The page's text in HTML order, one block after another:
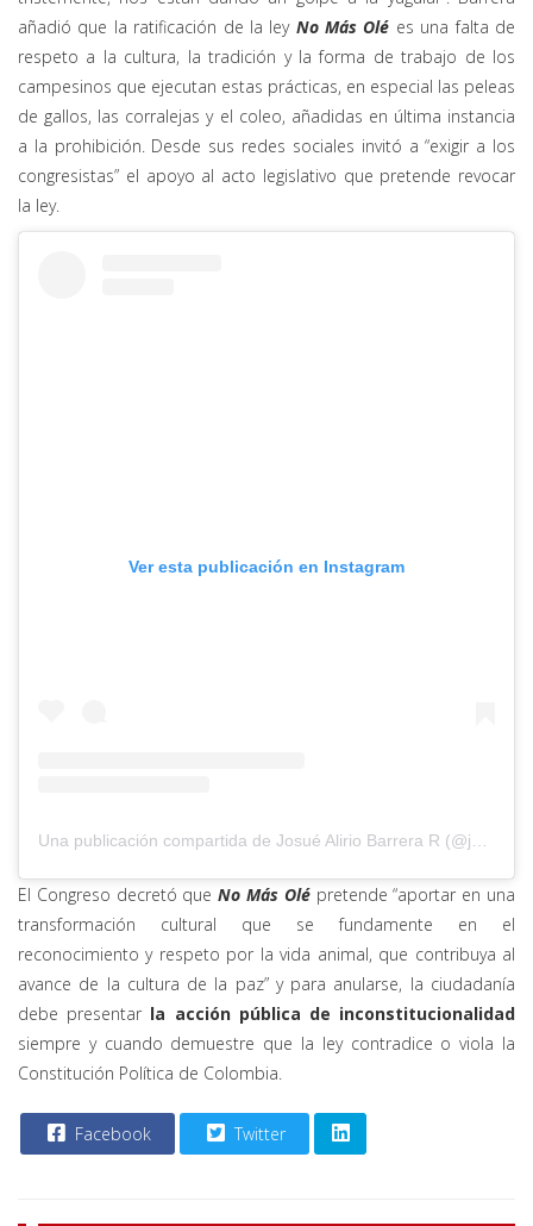
añadió que la ratificación de la ley No Más Olé es una falta de
respeto a la cultura, la tradición y la forma de trabajo de los
campesinos que ejecutan estas prácticas, en especial las peleas
de gallos, las corralejas y el coleo, añadidas en última instancia
a la prohibición. Desde sus redes sociales invitó a “exigir a los
congresistas” el apoyo al acto legislativo que pretende revocar
la ley.
Ver esta publicación en Instagram
Una publicación compartida de Josué Alirio Barrera R (@josuealiriobarrera)
El Congreso decretó queNo Más Olépretende “aportar en una
transformación cultural que se fundamente en el
reconocimiento y respeto por la vida animal, que contribuya al
avance de la cultura de la paz” y para anularse, la ciudadanía
debe presentar la acción pública de inconstitucionalidad
siempre y cuando demuestre que la ley contradice o viola la
Constitución Política de Colombia.
Facebook Twitter